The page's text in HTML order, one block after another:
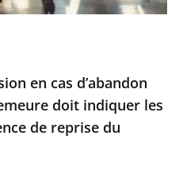
en cas d’abandon
doit indiquer les
de reprise du